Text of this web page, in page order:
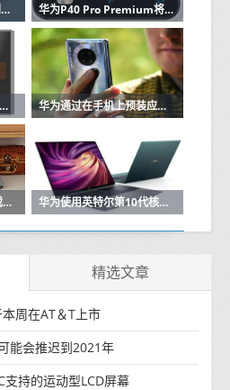
华为在新加坡启动AIoT创新训练营 华为P40 Pro Premium将加入P40和P40 Pro具有10倍变焦摄像头
华为Mate X2设计通过欧洲认证上市 华为通过在手机上预装应用来弥补Play商店的不足
评测炫龙耀7000轻薄游戏本怎么样以及华为MateBook 13如何 华为使用英特尔第10代核心CPU升级MateBook X Pro 2020
精选文章
周在AT＆T上市
能会推迟到2021年
持的运动型LCD屏幕